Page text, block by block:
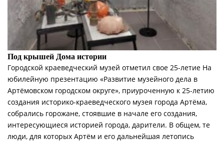
Под крышей Дома истории
Городской краеведческий музей отметил свое 25-летие На
юбилейную презентацию «Развитие музейного дела в
Артёмовском городском округе», приуроченную к 25-летию
создания историко-краеведческого музея города Артёма,
собрались горожане, стоявшие в начале его создания,
интересующиеся историей города, дарители. В общем, те
люди, для которых Артём и его дальнейшая летопись